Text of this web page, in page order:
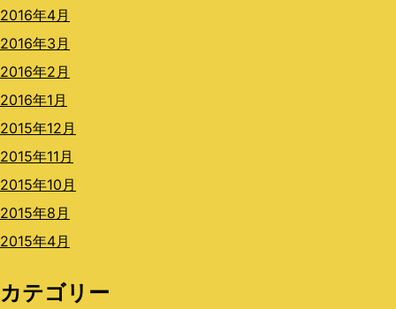
2016年4月
2016年3月
2016年2月
2016年1月
2015年12月
2015年11月
2015年10月
2015年8月
2015年4月
カテゴリー